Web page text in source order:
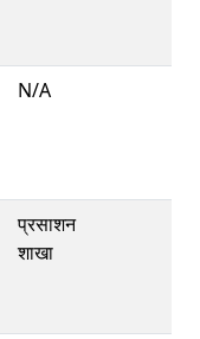
N/A
प्रसाशन
शाखा